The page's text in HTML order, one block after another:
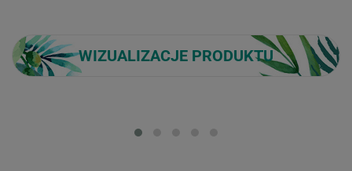
WIZUALIZACJE PRODUKTU